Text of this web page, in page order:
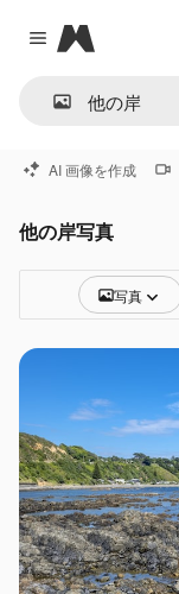
Close menu
Magnific
AI 画像を作成
他の岸写真
写真